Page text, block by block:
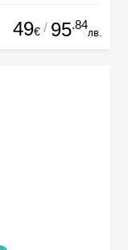
49€ / 95.84
лв.